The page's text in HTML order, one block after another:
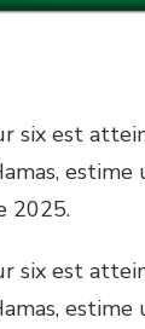
six est
2025.
six est
estime